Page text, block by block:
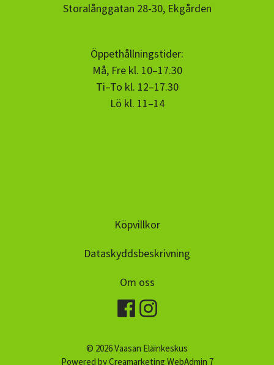
Storalånggatan 28-30, Ekgården
Öppethållningstider:
Må, Fre kl. 10–17.30
Ti–To kl. 12–17.30
Lö kl. 11–14
Köpvillkor
Dataskyddsbeskrivning
Om oss
© 2026 Vaasan Eläinkeskus
Powered byCreamarketing WebAdmin 7